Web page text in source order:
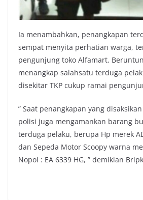
Ia menambahkan, penangkapan
sempat menyita perhatian warga,
pengunjung toko Alfamart.
menangkap salahsatu terduga
disekitar TKP cukup ramai
” Saat penangkapan yang
polisi juga mengamankan barang
terduga pelaku, berupa Hp merek
dan Sepeda Motor Scoopy warna
Nopol : EA 6339 HG, ” demikian